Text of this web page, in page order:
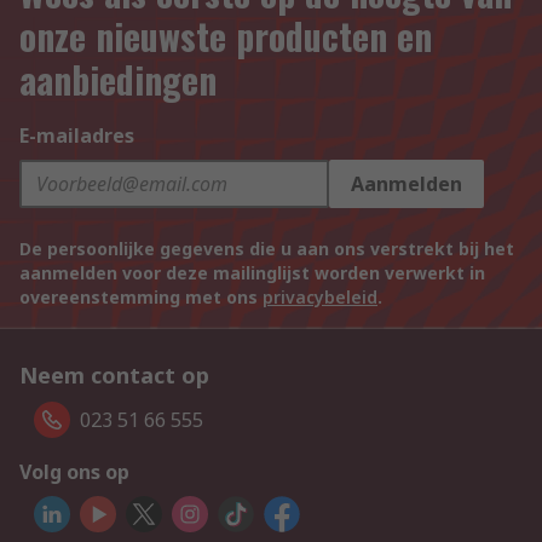
onze nieuwste producten en
aanbiedingen
E-mailadres
Aanmelden
De persoonlijke gegevens die u aan ons verstrekt bij het
aanmelden voor deze mailinglijst worden verwerkt in
overeenstemming met ons privacybeleid.
Neem contact op
023 51 66 555
Volg ons op